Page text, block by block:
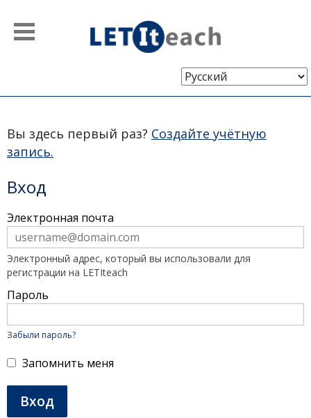
Выберите
язык
Вы здесь первый раз? Создайте учётную
запись.
Вход
Чтобы
войти
систему,
введите
адрес
электронной
почты
и
Ещё
не
Нажмите
кнопку
Электронная почта
Электронный адрес, который вы использовали для
регистрации на LETIteach
Пароль
Забыли пароль?
Запомнить меня
Вход